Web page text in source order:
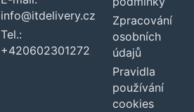
info@itdelivery.cz
Tel.:
+420602301272
Zpracování
osobních
údajů
Pravidla
používání
cookies